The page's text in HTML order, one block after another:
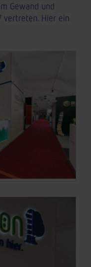
Gewand und
vertreten. Hier ein